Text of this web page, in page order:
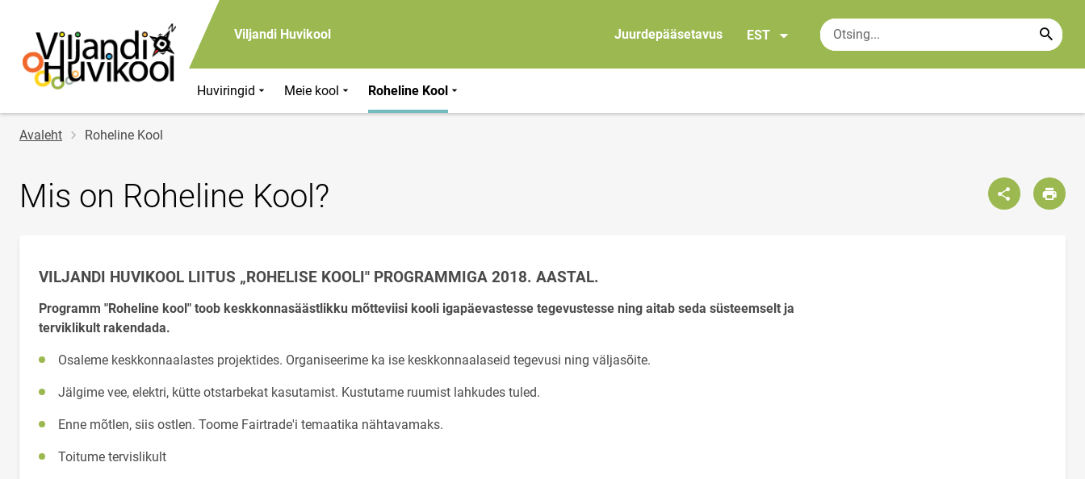
Viljandi Huvikool Juurdepääsetavus EST
Huviringid Meie kool Roheline Kool
Jälglink
Avaleht Roheline Kool
Mis on Roheline Kool?
VILJANDI HUVIKOOL LIITUS „ROHELISE KOOLI" PROGRAMMIGA 2018. AASTAL.
Programm "Roheline kool" toob keskkonnasäästlikku mõtteviisi kooli igapäevastesse tegevustesse ning aitab seda süsteemselt ja
terviklikult rakendada.
Osaleme keskkonnaalastes projektides. Organiseerime ka ise keskkonnaalaseid tegevusi ning väljasõite.
Jälgime vee, elektri, kütte otstarbekat kasutamist. Kustutame ruumist lahkudes tuled.
Enne mõtlen, siis ostlen. Toome Fairtrade'i temaatika nähtavamaks.
Toitume tervislikult